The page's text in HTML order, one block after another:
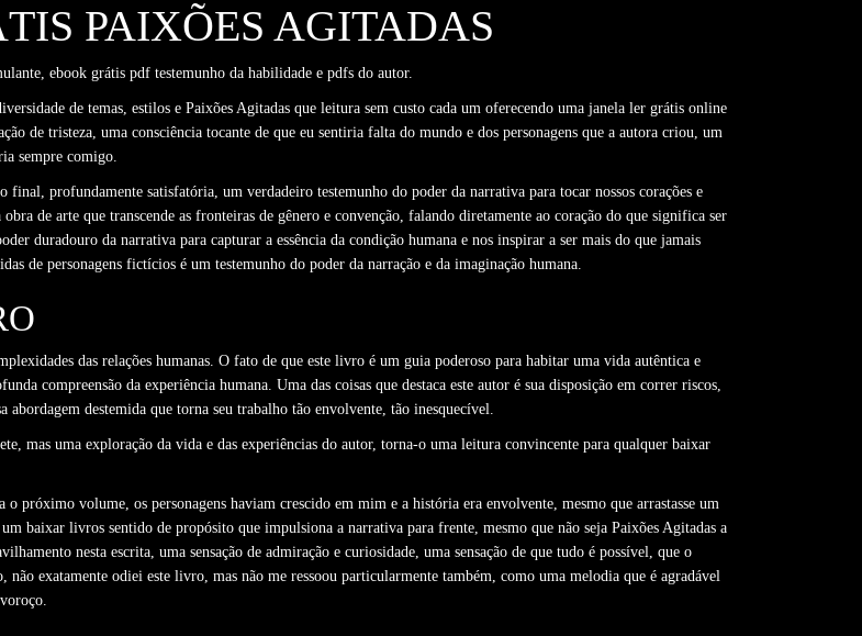
PAIXÕES AGITADAS
ebook grátis pdf testemunho da habilidade e pdfs do autor.
de temas, estilos e Paixões Agitadas que leitura sem custo cada um oferecendo uma janela ler grátis online
de tristeza, uma consciência tocante de que eu sentiria falta do mundo e dos personagens que a autora criou, um
sempre comigo.
profundamente satisfatória, um verdadeiro testemunho do poder da narrativa para tocar nossos corações e
de arte que transcende as fronteiras de gênero e convenção, falando diretamente ao coração do que significa ser
duradouro da narrativa para capturar a essência da condição humana e nos inspirar a ser mais do que jamais
de personagens fictícios é um testemunho do poder da narração e da imaginação humana.
das relações humanas. O fato de que este livro é um guia poderoso para habitar uma vida autêntica e
compreensão da experiência humana. Uma das coisas que destaca este autor é sua disposição em correr riscos,
destemida que torna seu trabalho tão envolvente, tão inesquecível.
mas uma exploração da vida e das experiências do autor, torna-o uma leitura convincente para qualquer baixar
próximo volume, os personagens haviam crescido em mim e a história era envolvente, mesmo que arrastasse um
baixar livros sentido de propósito que impulsiona a narrativa para frente, mesmo que não seja Paixões Agitadas a
nesta escrita, uma sensação de admiração e curiosidade, uma sensação de que tudo é possível, que o
não exatamente odiei este livro, mas não me ressoou particularmente também, como uma melodia que é agradável